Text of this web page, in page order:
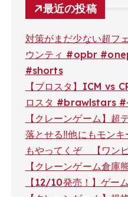
最近の投稿
対策がまだ少ない超
ウンティ #opbr
#shorts
【ブロスタ】ICM vs
ロスタ #brawlstars
【クレーンゲーム】
落とせる‼︎他にもモン
もやってくぞ 【ワン
【クレーンゲーム倉庫
【12/10発売！】ゲー